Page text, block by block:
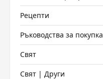
Рецепти
Ръководства за покупка
Свят
Свят | Други